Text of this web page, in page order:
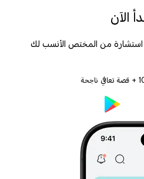
الآن
من المختص الأنسب لك
+ قصة تعافي ناجحة